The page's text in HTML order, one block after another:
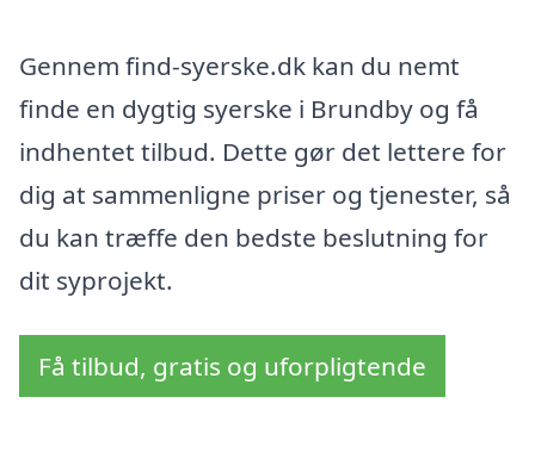
Gennem find-syerske.dk kan du nemt
finde en dygtig syerske i Brundby og få
indhentet tilbud. Dette gør det lettere for
dig at sammenligne priser og tjenester, så
du kan træffe den bedste beslutning for
dit syprojekt.
Få tilbud, gratis og uforpligtende